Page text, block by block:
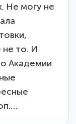
Не могу не
не то. И
Академии